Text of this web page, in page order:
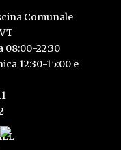
Comunale
08:00-22:30
12:30-15:00 e